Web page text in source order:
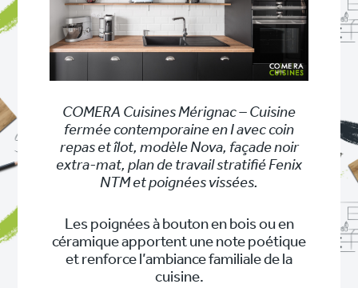
COMERA Cuisines Mérignac – Cuisine
fermée contemporaine en I avec coin
repas et îlot, modèle Nova, façade noir
extra-mat, plan de travail stratifié Fenix
NTM et poignées vissées.
Les poignées à bouton en bois ou en
céramique apportent une note poétique
et renforce l’ambiance familiale de la
cuisine.